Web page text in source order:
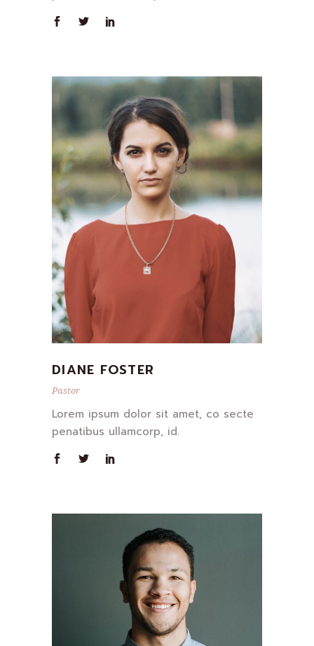
DIANE FOSTER
Pastor
Lorem ipsum dolor sit amet, co secte
penatibus ullamcorp, id.